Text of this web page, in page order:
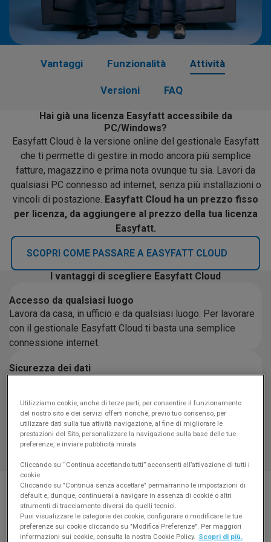
Vantaggi Funzionalità Attività
Versioni FAQ
Hai già una licenza Easyfatt accessibile da
PC/Windows?
Easyfatt Cloud è la versione online del gestionale Easyfatt
che ti permette di gestire in modo ancora più semplice
fatture, magazzino e prima nota ovunque tu sia. Lavori da
qualsiasi PC connesso ad internet, senza più installazioni o
vincoli di postazione. Easyfatt Cloud ha un prezzo fisso
per licenza, da aggiungere al prezzo della tua licenza
Easyfatt.
SCOPRI COME PASSARE A EASYFATT CLOUD
I vantaggi di scegliere Easyfatt Cloud
Accesso da qualsiasi luogo
Lavora da casa, in ufficio e da qualsiasi luogo. Per lavorare
con il gestionale Easyfatt Cloud ti basta una semplice
connessione internet.
Sicurezza dei dati
PC.
Aggiornamenti automatici
Non devi più preoccuparti degli aggiornamenti: tutto avviene
in modo automatico, senza bloccare il tuo lavoro.
Gestione delle fatture online
Con Easyfatt Cloud la fatturazione diventa semplice, veloce
e sempre a portata di mano. Crei, invii e conservi le fatture
elettroniche in pochi istanti, registri le scadenze e trasformi
Utilizziamo cookie, anche di terze parti, per consentire il funzionamento
del nostro sito e dei servizi offerti nonché, previo tuo consenso, per
utilizzare dati sulla tua attività navigazione, al fine di migliorare le
prestazioni del Sito, personalizzare la navigazione sulla base delle tue
preferenze, e inviare pubblicità mirata.
Cliccando su “Continua accettando tutti” acconsenti all’attivazione di tutti i
cookie.
Cliccando su "Continua senza accettare" permarranno le impostazioni di
default e, dunque, continuerai a navigare in assenza di cookie o altri
strumenti di tracciamento diversi da quelli tecnici.
Puoi visualizzare le categorie dei cookie, configurare o modificare le tue
preferenze sui cookie cliccando su "Modifica Preferenze". Per maggiori
informazioni sui cookie, consulta la nostra Cookie Policy. Scopri di più.